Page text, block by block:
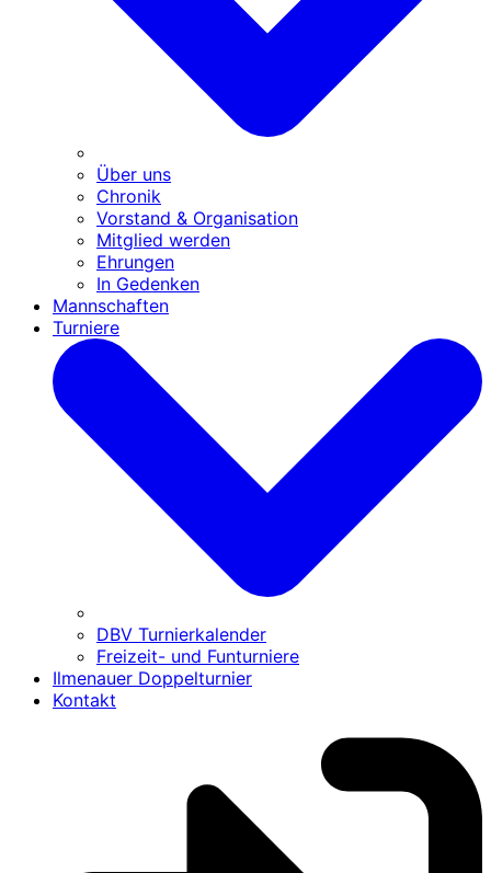
Über uns
Chronik
Vorstand & Organisation
Mitglied werden
Ehrungen
In Gedenken
Mannschaften
Turniere
DBV Turnierkalender
Freizeit- und Funturniere
Ilmenauer Doppelturnier
Kontakt